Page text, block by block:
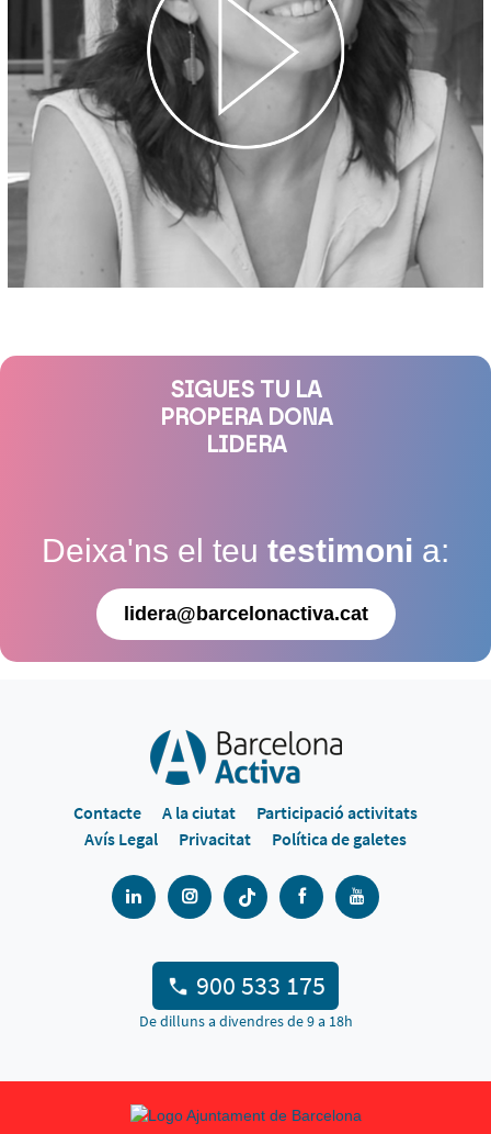
SIGUES TU LA
PROPERA DONA
LIDERA
Deixa'ns el teu testimoni a:
lidera@barcelonactiva.cat
Contacte A la ciutat
Participació activitats
Avís Legal
Privacitat Política de galetes
900 533 175
De dilluns a divendres de 9 a 18h